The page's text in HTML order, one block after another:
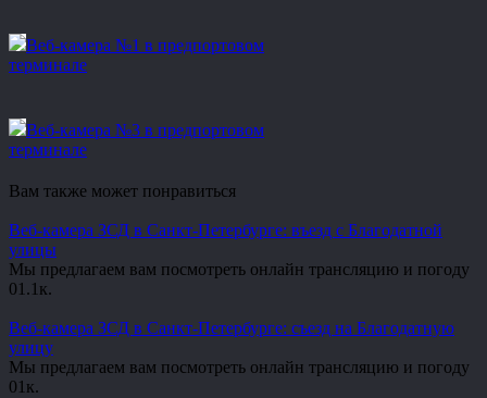
Веб-камера №1 в предпортовом
терминале
Веб-камера №3 в предпортовом
терминале
Вам также может понравиться
Веб-камера ЗСД в Санкт-Петербурге: въезд с Благодатной
улицы
Мы предлагаем вам посмотреть онлайн трансляцию и погоду
01.1к.
Веб-камера ЗСД в Санкт-Петербурге: съезд на Благодатную
улицу
Мы предлагаем вам посмотреть онлайн трансляцию и погоду
01к.